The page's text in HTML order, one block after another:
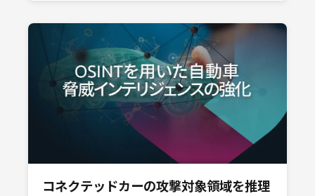
コネクテッドカーの攻撃対象領域を推理